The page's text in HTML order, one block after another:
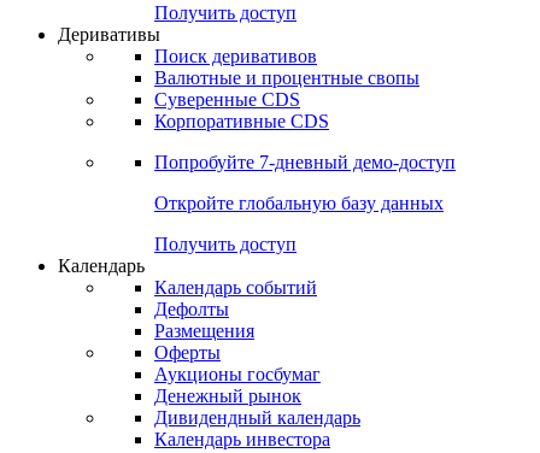
Получить доступ
Деривативы
Поиск деривативов
Валютные и процентные свопы
Суверенные CDS
Корпоративные CDS
Попробуйте 7-дневный демо-доступ
Откройте глобальную базу данных
Получить доступ
Календарь
Календарь событий
Дефолты
Размещения
Оферты
Аукционы госбумаг
Денежный рынок
Дивидендный календарь
Календарь инвестора